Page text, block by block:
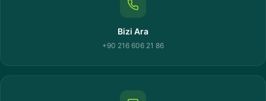
Bizi Ara
+90 216 606 21 86